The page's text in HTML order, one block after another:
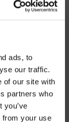
ads, to
our traffic.
of our site with
partners who
you’ve
from your use
em 48
de envio.